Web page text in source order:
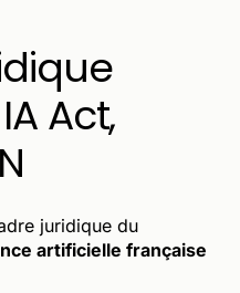
Act,
juridique du
artificielle française